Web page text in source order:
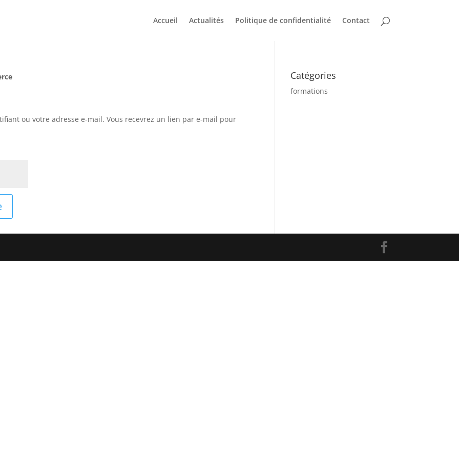
Accueil Actualités Politique de confidentialité Contact
ou votre adresse e-mail. Vous recevrez un lien par e-mail pour
Catégories
formations